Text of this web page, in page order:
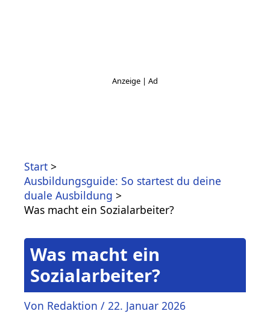
Start
Ausbildungsguide: So startest du deine
duale Ausbildung
Was macht ein Sozialarbeiter?
Was macht ein
Sozialarbeiter?
Von Redaktion / 22. Januar 2026